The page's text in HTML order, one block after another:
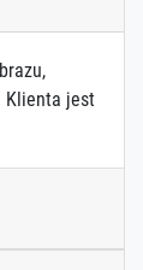
Klienta jest